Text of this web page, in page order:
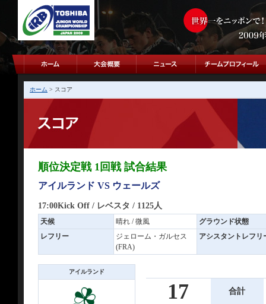
ホーム > スコア
順位決定戦 1回戦 試合結果
アイルランド VS ウェールズ
17:00Kick Off / レベスタ / 1125人
天候 晴れ / 微風
グラウンド状態
レフリー
ジェローム・ガルセス
(FRA)
アシスタントレフリ
アイルランド
17 合計